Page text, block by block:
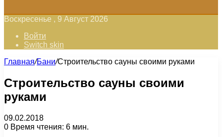
Воскресенье , 9 Август 2026
Войти
Switch skin
Главная/Бани/Строительство сауны своими руками
Строительство сауны своими
руками
09.02.2018
0 Время чтения: 6 мин.